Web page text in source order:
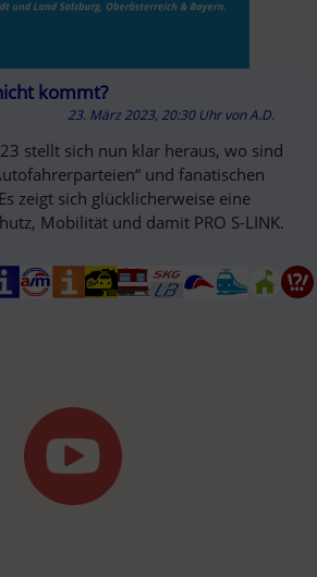
kommt?
23. März 2023, 20:30 Uhr vonA.D.
stellt sich nun klar heraus, wo sind
und fanatischen
zeigt sich glücklicherweise eine
Mobilität und damit PRO S-LINK.